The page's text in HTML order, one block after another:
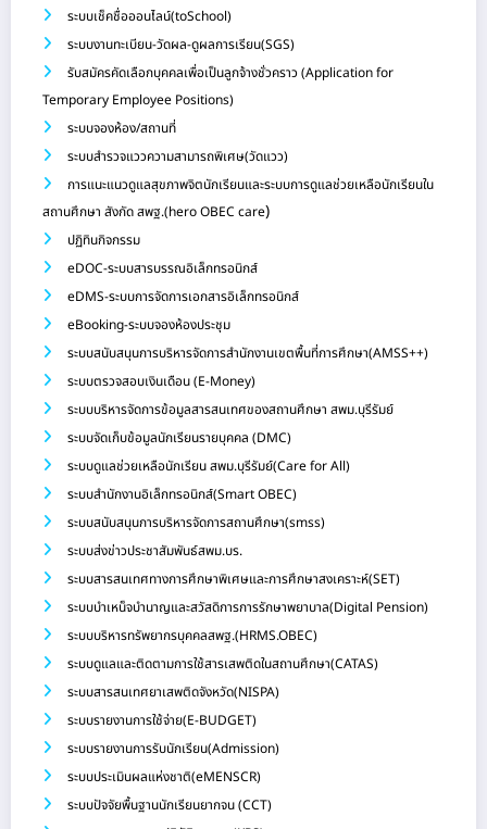
ระบบเช็คชื่อออนไลน์(toSchool)
ระบบงานทะเบียน-วัดผล-ดูผลการเรียน(SGS)
รับสมัครคัดเลือกบุคคลเพื่อเป็นลูกจ้างชั่วคราว (Application for
Temporary Employee Positions)
ระบบจองห้อง/สถานที่
ระบบสำรวจแววความสามารถพิเศษ(วัดแวว)
การแนะแนวดูแลสุขภาพจิตนักเรียนและระบบการดูแลช่วยเหลือนักเรียนใน
สถานศึกษา สังกัด สพฐ.(hero OBEC care)
ปฏิทินกิจกรรม
eDOC-ระบบสารบรรณอิเล็กทรอนิกส์
eDMS-ระบบการจัดการเอกสารอิเล็กทรอนิกส์
eBooking-ระบบจองห้องประชุม
ระบบสนับสนุนการบริหารจัดการสำนักงานเขตพื้นที่การศึกษา(AMSS++)
ระบบตรวจสอบเงินเดือน (E-Money)
ระบบบริหารจัดการข้อมูลสารสนเทศของสถานศึกษา สพม.บุรีรัมย์
ระบบจัดเก็บข้อมูลนักเรียนรายบุคคล (DMC)
ระบบดูแลช่วยเหลือนักเรียน สพม.บุรีรัมย์(Care for All)
ระบบสำนักงานอิเล็กทรอนิกส์(Smart OBEC)
ระบบสนับสนุนการบริหารจัดการสถานศึกษา(smss)
ระบบส่งข่าวประชาสัมพันธ์สพม.บร.
ระบบสารสนเทศทางการศึกษาพิเศษและการศึกษาสงเคราะห์(SET)
ระบบบำเหน็จบำนาญและสวัสดิการการรักษาพยาบาล(Digital Pension)
ระบบบริหารทรัพยากรบุคคลสพฐ.(HRMS.OBEC)
ระบบดูแลและติดตามการใช้สารเสพติดในสถานศึกษา(CATAS)
ระบบสารสนเทศยาเสพติดจังหวัด(NISPA)
ระบบรายงานการใช้จ่าย(E-BUDGET)
ระบบรายงานการรับนักเรียน(Admission)
ระบบประเมินผลแห่งชาติ(eMENSCR)
ระบบปัจจัยพื้นฐานนักเรียนยากจน (CCT)